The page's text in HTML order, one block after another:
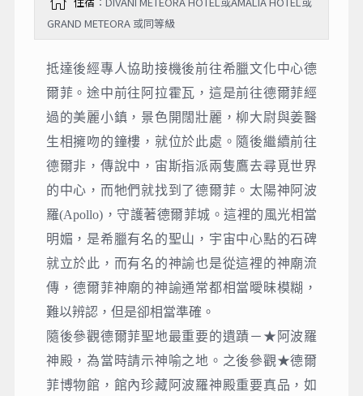
GRAND METEORA 或同等級
抵達後經專人協助接機後前往希臘文化中心德
爾菲。途中前往阿拉霍瓦，這是前往德爾菲經
過的美麗小鎮，景色開闊壯麗，柳大尉與姜醫
生相擁吻的鐘樓，就位於此處。隨後繼續前往
德爾非，傳說中，宙斯指派兩隻鷹去尋覓世界
的中心，而牠們就找到了德爾菲。太陽神阿波
羅(Apollo)，守護著德爾菲城。這裡的風光相當
明媚，是希臘有名的聖山，宇宙中心點的石碑
就立於此，而有名的神諭也是從這裡的神廟流
傳，德爾菲神廟的神諭通常都相當曖昧模糊，
難以辨認，但是卻相當準確。
隨後參觀德爾菲聖地最重要的遺蹟－★阿波羅
神殿，為當時請示神喻之地。之後參觀★德爾
菲博物館，館內珍藏阿波羅神殿重要真品，如